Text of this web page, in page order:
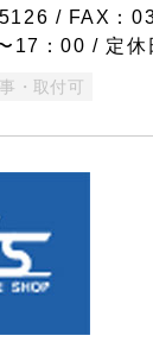
/ FAX：
17：00 / 定休
・取付可